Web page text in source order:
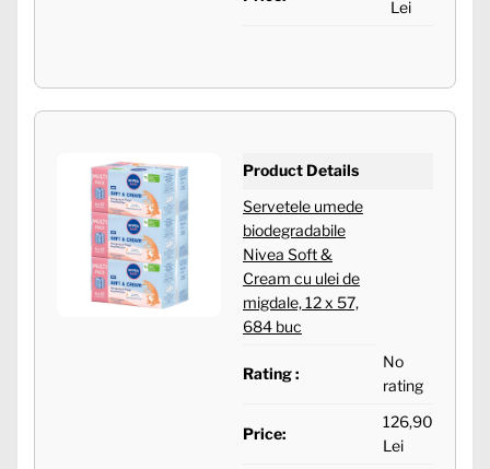
Lei
Product Details
Servetele umede
biodegradabile
Nivea Soft &
Cream cu ulei de
migdale, 12 x 57,
684 buc
Rating :
No
rating
Price:
126,90
Lei